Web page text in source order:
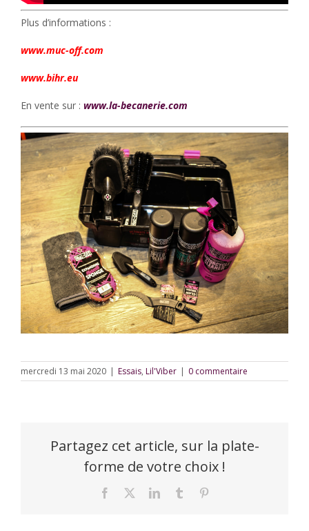
Plus d’informations :
www.muc-off.com
www.bihr.eu
En vente sur : www.la-becanerie.com
mercredi 13 mai 2020 | Essais, Lil'Viber | 0 commentaire
Partagez cet article, sur la plate-
forme de votre choix !
Facebook LinkedInTumblr